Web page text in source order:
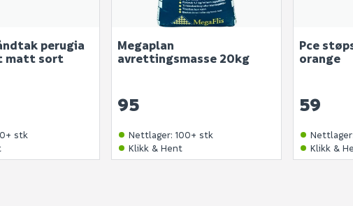
Spørsmålet og svaret
Ingen spørsmål
perugia
matt sort
stk
Megaplan
avrettingsmasse 20kg
95
Nettlager:100+ stk
Klikk & Hent
Pce
orange
59
Nettlager
Klikk &